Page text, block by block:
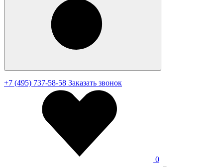
+7 (495) 737-58-58 Заказать звонок
0